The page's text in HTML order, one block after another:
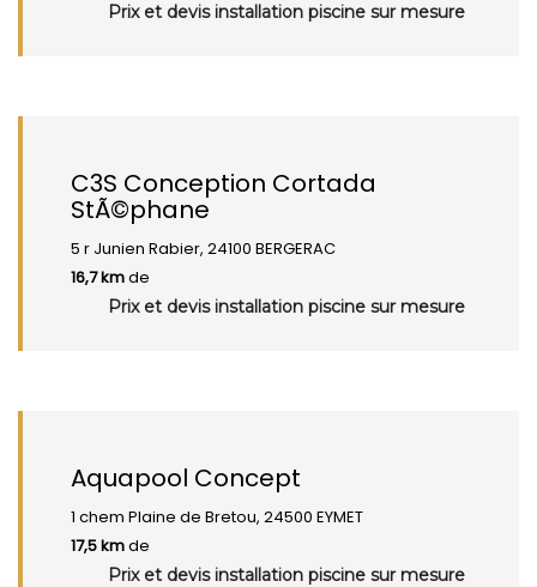
Prix et devis installation piscine sur mesure
C3S Conception Cortada
StÃ©phane
5 r Junien Rabier, 24100 BERGERAC
16,7 kmde
Prix et devis installation piscine sur mesure
Aquapool Concept
1 chem Plaine de Bretou, 24500 EYMET
17,5 kmde
Prix et devis installation piscine sur mesure